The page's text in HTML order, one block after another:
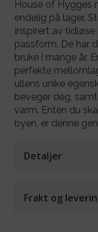
House of Hygges
endelig på lager.
Inspirert av
passform. De har
bruke i mange år.
perfekte
ullens unike
beveger deg,
varm. Enten du
byen, er denne
Detaljer
Frakt og